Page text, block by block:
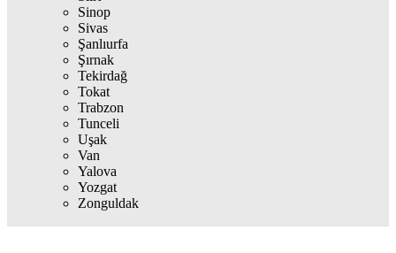
Sinop
Sivas
Şanlıurfa
Şırnak
Tekirdağ
Tokat
Trabzon
Tunceli
Uşak
Van
Yalova
Yozgat
Zonguldak